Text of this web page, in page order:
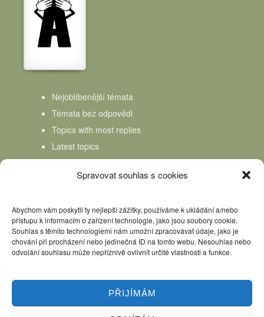
Spravovat souhlas s cookies
Abychom vám poskytli ty nejlepší zážitky, používáme k ukládání a/nebo
přístupu k informacím o zařízení technologie, jako jsou soubory cookie.
Souhlas s těmito technologiemi nám umožní zpracovávat údaje, jako je
chování při procházení nebo jedinečná ID na tomto webu. Nesouhlas nebo
odvolání souhlasu může nepříznivě ovlivnit určité vlastnosti a funkce.
PŘIJÍMÁM
Nejoblíbenější témata
Témata bez odpovědi
Topics with most replies
Latest topics
Topics Freshness